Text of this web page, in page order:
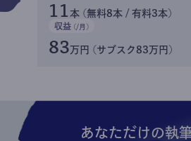
11 本 (無料8本 / 有料3本)
収益 (/月)
83万円 (サブスク83万円)
あなただけの執